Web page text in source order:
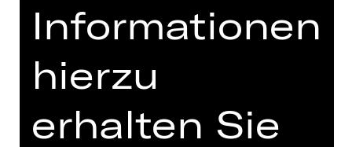
Opernfreunde
Informationen
hierzu
erhalten Sie